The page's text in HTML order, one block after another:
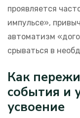
проявляется
импульсе»,
автоматизм
срываться в
Как
события и
усвоение